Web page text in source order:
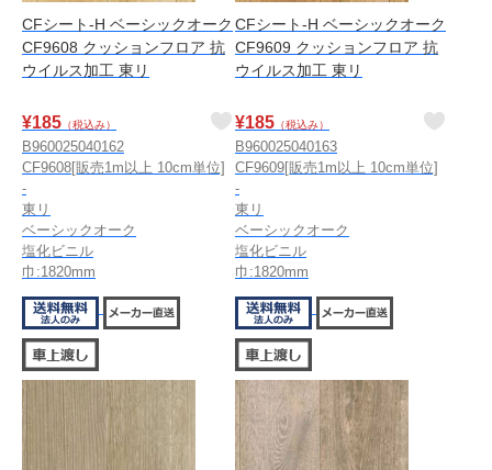
CFシート-H ベーシックオーク
CF9608 クッションフロア 抗
ウイルス加工 東リ
¥185 （税込み）
B960025040162
CF9608[販売1m以上 10cm単位]
-
東リ
ベーシックオーク
塩化ビニル
巾:1820mm
CFシート-H ベーシックオーク
CF9609 クッションフロア 抗
ウイルス加工 東リ
¥185 （税込み）
B960025040163
CF9609[販売1m以上 10cm単位]
-
東リ
ベーシックオーク
塩化ビニル
巾:1820mm